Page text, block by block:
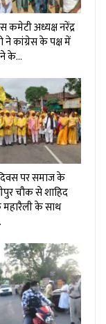
कमेटी अध्यक्ष नरेंद्र
ने कांग्रेस के पक्ष में
के…
पर समाज के
चौक से शाहिद
के साथ